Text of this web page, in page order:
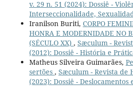
v. 29 n. 51 (2024): Dossiê -
Interseccionalidade,
Iranilson Buriti, CORPO
HONRA E MODERNIDADE NO
(SÉCULO XX) , Sæculum -
(2012): Dossiê - História e
Matheus Silveira Guimarães,
sertões , Sæculum - Revista de
(2023): Dossiê -